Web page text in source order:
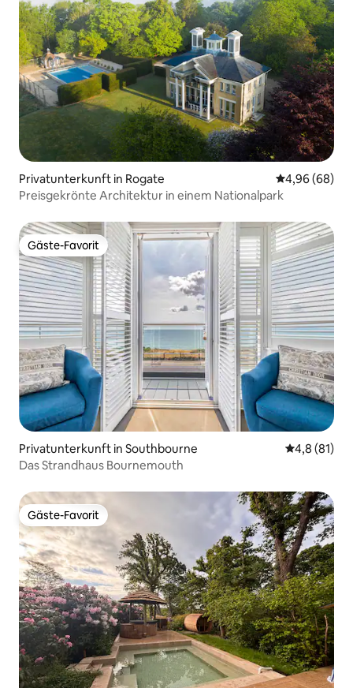
Privatunterkunft in Rogate
4,96 (68)
Preisgekrönte Architektur in einem Nationalpark
Gäste-Favorit
Gäste-Favorit
Privatunterkunft in Southbourne
4,8 (81)
Das Strandhaus Bournemouth
Gäste-Favorit
Gäste-Favorit